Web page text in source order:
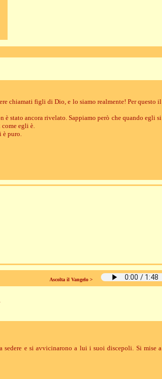
chiamati figli di Dio, e lo siamo realmente! Per questo il
stato ancora rivelato. Sappiamo però che quando egli si
come egli è.
è puro.
Ascolta il Vangelo >
sedere e si avvicinarono a lui i suoi discepoli. Si mise a